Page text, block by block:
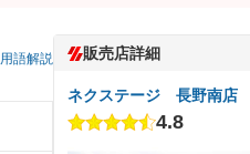
用語解説 販売店詳細
ネクステージ 長野南店
4.8